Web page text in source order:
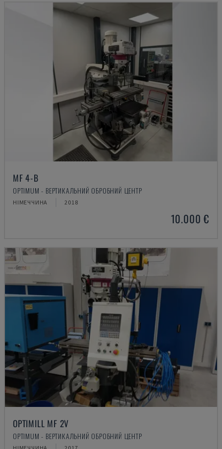
MF 4-B
OPTIMUM - ВЕРТИКАЛЬНИЙ ОБРОБНИЙ ЦЕНТР
НІМЕЧЧИНА 2018
10.000 €
OPTIMILL MF 2V
OPTIMUM - ВЕРТИКАЛЬНИЙ ОБРОБНИЙ ЦЕНТР